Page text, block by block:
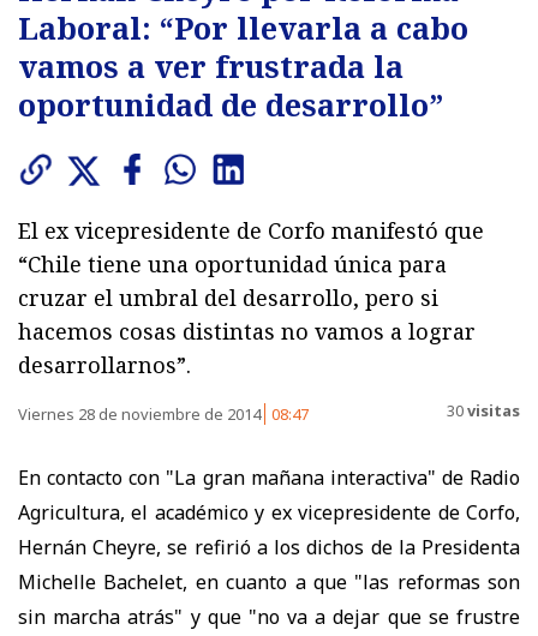
Laboral: “Por llevarla a cabo
vamos a ver frustrada la
oportunidad de desarrollo”
El ex vicepresidente de Corfo manifestó que
“Chile tiene una oportunidad única para
cruzar el umbral del desarrollo, pero si
hacemos cosas distintas no vamos a lograr
desarrollarnos”.
Viernes 28 de noviembre de 2014 08:47 30visitas
En contacto con "La gran mañana interactiva" de Radio
Agricultura, el académico y ex vicepresidente de Corfo,
Hernán Cheyre, se refirió a los dichos de la Presidenta
Michelle Bachelet, en cuanto a que "las reformas son
sin marcha atrás" y que "no va a dejar que se frustre